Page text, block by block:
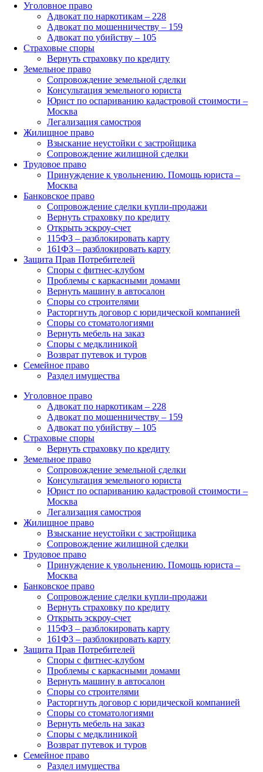
Уголовное право
Адвокат по наркотикам – 228
Адвокат по мошенничеству – 159
Адвокат по убийству – 105
Страховые споры
Вернуть страховку по кредиту
Земельное право
Сопровождение земельной сделки
Консультация земельного юриста
Юрист по оспариванию кадастровой стоимости –
Москва
Легализация самостроя
Жилищное право
Взыскание неустойки с застройщика
Сопровождение жилищной сделки
Трудовое право
Принуждение к увольнению. Помощь юриста –
Москва
Банковское право
Сопровождение сделки купли-продажи
Вернуть страховку по кредиту
Открыть эскроу-счет
115ФЗ – разблокировать карту
161ФЗ – разблокировать карту
Защита Прав Потребителей
Споры с фитнес-клубом
Проблемы с каркасными домами
Вернуть машину в автосалон
Споры со строителями
Расторгнуть договор с юридической компанией
Споры со стоматологиями
Вернуть мебель на заказ
Споры с медклиникой
Возврат путевок и туров
Семейное право
Раздел имущества
Уголовное право
Адвокат по наркотикам – 228
Адвокат по мошенничеству – 159
Адвокат по убийству – 105
Страховые споры
Вернуть страховку по кредиту
Земельное право
Сопровождение земельной сделки
Консультация земельного юриста
Юрист по оспариванию кадастровой стоимости –
Москва
Легализация самостроя
Жилищное право
Взыскание неустойки с застройщика
Сопровождение жилищной сделки
Трудовое право
Принуждение к увольнению. Помощь юриста –
Москва
Банковское право
Сопровождение сделки купли-продажи
Вернуть страховку по кредиту
Открыть эскроу-счет
115ФЗ – разблокировать карту
161ФЗ – разблокировать карту
Защита Прав Потребителей
Споры с фитнес-клубом
Проблемы с каркасными домами
Вернуть машину в автосалон
Споры со строителями
Расторгнуть договор с юридической компанией
Споры со стоматологиями
Вернуть мебель на заказ
Споры с медклиникой
Возврат путевок и туров
Семейное право
Раздел имущества